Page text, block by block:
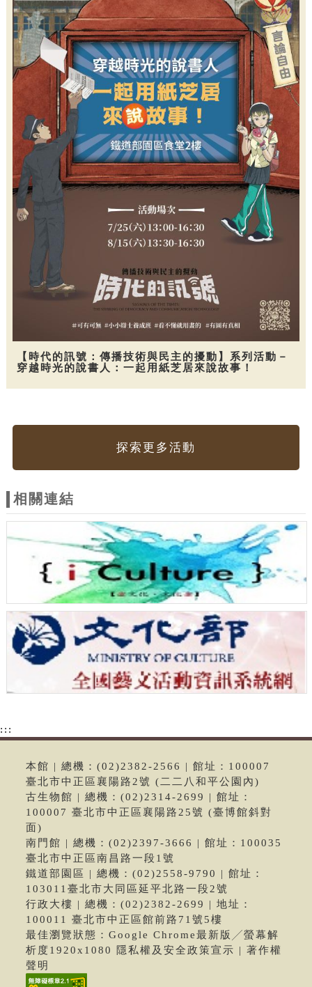
【時代的訊號：傳播技術與民主的擾動】系列活動－
穿越時光的說書人：一起用紙芝居來說故事！
探索更多活動
相關連結
:::
本館 | 總機：(02)2382-2566 | 館址：100007
臺北市中正區襄陽路2號 (二二八和平公園內)
古生物館 | 總機：(02)2314-2699 | 館址：
100007 臺北市中正區襄陽路25號 (臺博館斜對
面)
南門館 | 總機：(02)2397-3666 | 館址：100035
臺北市中正區南昌路一段1號
鐵道部園區 | 總機：(02)2558-9790 | 館址：
103011臺北市大同區延平北路一段2號
行政大樓 | 總機：(02)2382-2699 | 地址：
100011 臺北市中正區館前路71號5樓
最佳瀏覽狀態：Google Chrome最新版╱螢幕解
析度1920x1080 隱私權及安全政策宣示 | 著作權
聲明